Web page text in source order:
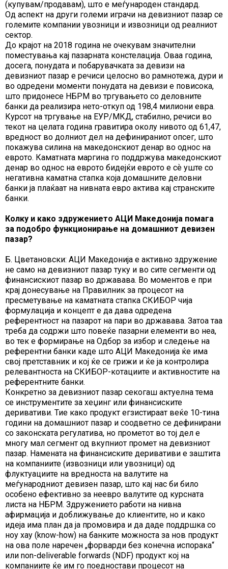
(купувам/продавам), што е меѓународен стандард.
Од аспект на други големи играчи на девизниот пазар се
големите компании увозници и извозници од реалниот
сектор.
До крајот на 2018 година не очекувам значителни
поместувања кај пазарната констелација. Оваа година,
досега, понудата и побарувачката за девизи на
девизниот пазар е речиси целосно во рамнотежа, дури и
во одредени моменти понудата на девизи е повисока,
што придонесе НБРМ во тргувањето со деловните
банки да реализира нето-откуп од 198,4 милиони евра.
Курсот на тргување на ЕУР/МКД, стабилно, речиси во
текот на целата година гравитира околу нивото од 61,47,
вредност во долниот дел на дефинираниот опсег, што
покажува силина на македонскиот денар во однос на
еврото. Каматната маргина го поддржува македонскиот
денар во однос на еврото бидејќи еврото е сѐ уште со
негативна каматна стапка која домашните деловни
банки ја плаќаат на нивната евро актива кај странските
банки.
Колку и како здружението АЦИ Македонија помага
за подобро функционирање на домашниот девизен
пазар?
Б. Цветановски: АЦИ Македонија е активно здружение
не само на девизниот пазар туку и во сите сегменти од
финансискиот пазар во државава. Во моментов е при
крај донесување на Правилник за процесот на
пресметување на каматната стапка СКИБОР чија
формулација и концепт е да дава одредена
референтност на пазарот на пари во државава. Затоа таа
треба да содржи што повеќе пазарни елементи во неа,
во тек е формирање на Одбор за избор и следење на
референтни банки каде што АЦИ Македонија ќе има
свој претставник и кој ќе се грижи и ќе ја контролира
релевантноста на СКИБОР-котациите и активностите на
референтните банки.
Конкретно за девизниот пазар секогаш актуелна тема
се инструментите за хеџинг или финансиските
деривативи. Тие како продукт егзистираат веќе 10-тина
години на домашниот пазар и соодветно се дефинирани
со законската регулатива, но прометот во тој дел е
многу мал сегмент од вкупниот промет на девизниот
пазар. Намената на финансиските деривативи е заштита
на компаниите (извозници или увозници) од
флуктуациите на вредноста на валутите на
меѓународниот девизен пазар, што кај нас би било
особено ефективно за неевро валутите од курсната
листа на НБРМ. Здружението работи на нивна
афирмација и доближување до клиентите, но и како
идеја има план да ја промовира и да даде поддршка со
ноу хау (know-how) на банките можноста за нов продукт
на ова поле наречен „форварди без конечна испорака“
или non-deliverable forwards (NDF) продукт кој на
компаниите ќе им го поедностави процесот на